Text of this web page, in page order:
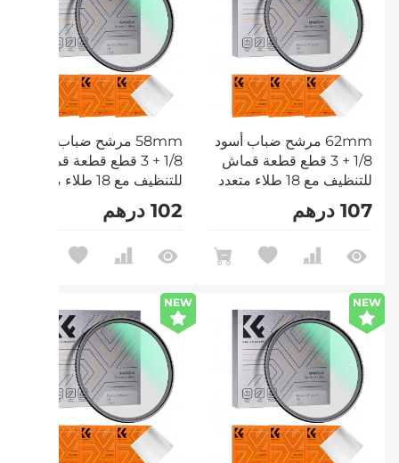
62mm مرشح ضباب أسود
1/8 + 3 قطع قطعة قماش
للتنظيف مع 18 طلاء متعدد
الطبقات سلسلة Nano K
107 درهم
58mm مرشح ضباب أسود
1/8 + 3 قطع قطعة قماش
للتنظيف مع 18 طلاء متعدد
الطبقات سلسلة Nano K
102 درهم
NEW
NEW